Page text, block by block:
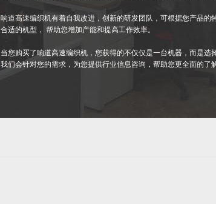
响道高速编织机有着自我改进，创新的研发团队，可根据您产品的
合适的机型， 帮助您增加产能和提高工作效率。
当您购买了响道高速编织机，您获得的不仅仅是一台机器，而是选
我们会针对您的需求，为您提供行业信息咨询，帮助您更全面的了